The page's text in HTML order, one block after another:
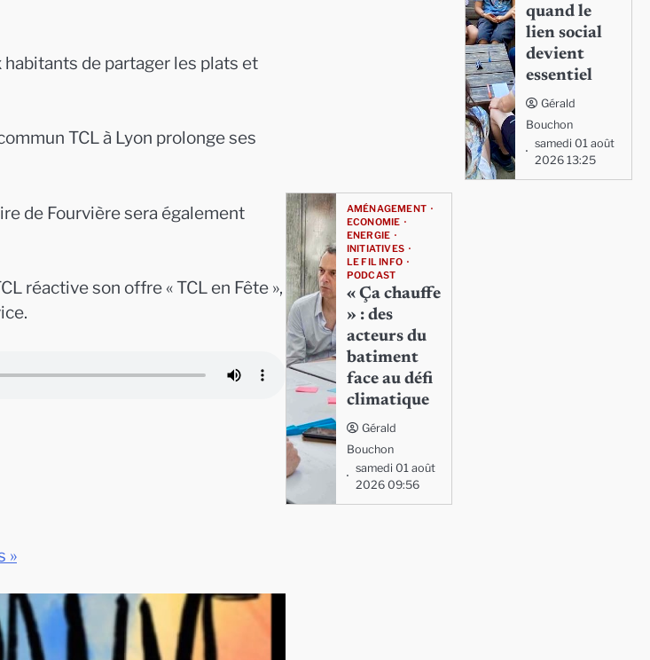
de partager les plats et
TCL à Lyon prolonge ses
de Fourvière sera également
réactive son offre « TCL en Fête »,
»
quand le
lien social
devient
essentiel
Gérald
Bouchon
samedi 01 août
2026 13:25
AMÉNAGEMENT
ECONOMIE
ENERGIE
INITIATIVES
LE FIL INFO
PODCAST
« Ça chauffe
» : des
acteurs du
batiment
face au défi
climatique
Gérald
Bouchon
samedi 01 août
2026 09:56